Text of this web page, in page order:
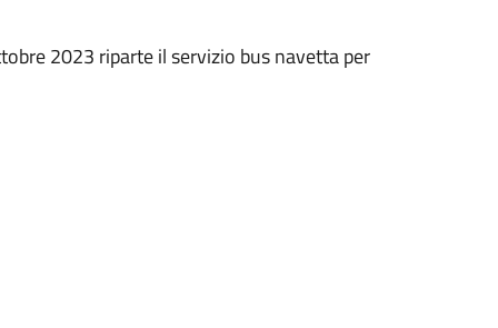
2023 riparte il servizio bus navetta per